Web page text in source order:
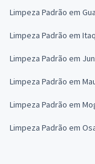
Limpeza Padrão em
Limpeza Padrão em
Limpeza Padrão em
Limpeza Padrão em
Limpeza Padrão em
Limpeza Padrão em